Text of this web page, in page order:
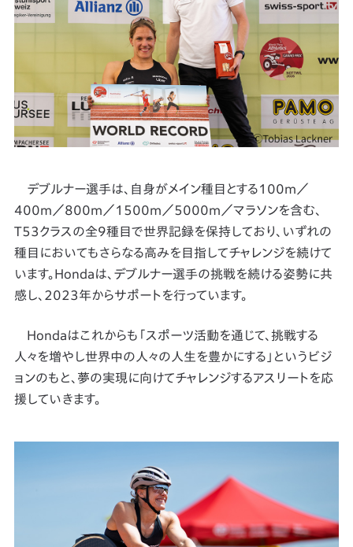
デブルナー選手は、自身がメイン種目とする100m／
400m／800m／1500m／5000m／マラソンを含む、
T53クラスの全9種目で世界記録を保持しており、いずれの
種目においてもさらなる高みを目指してチャレンジを続けて
います。Hondaは、デブルナー選手の挑戦を続ける姿勢に共
感し、2023年からサポートを行っています。
Hondaはこれからも「スポーツ活動を通じて、挑戦する
人々を増やし世界中の人々の人生を豊かにする」というビジ
ョンのもと、夢の実現に向けてチャレンジするアスリートを応
援していきます。